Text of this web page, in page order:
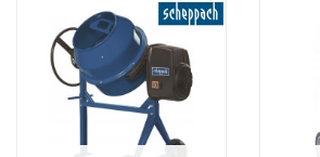
Összehasonlítás